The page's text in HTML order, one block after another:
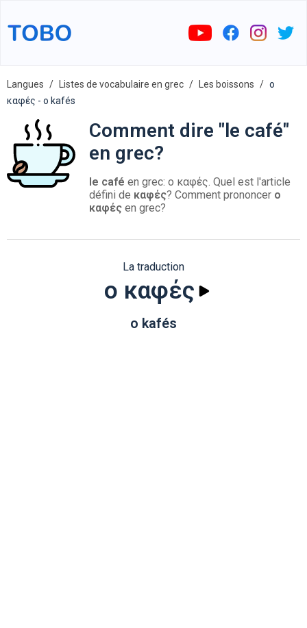
Langues Listes de vocabulaire en grec Les boissons
ο
καφές - o kafés
Comment dire "le café"
en grec?
le café en grec: ο καφές. Quel est l'article
défini de καφές? Comment prononcer ο
καφές en grec?
La traduction
ο καφές
o kafés